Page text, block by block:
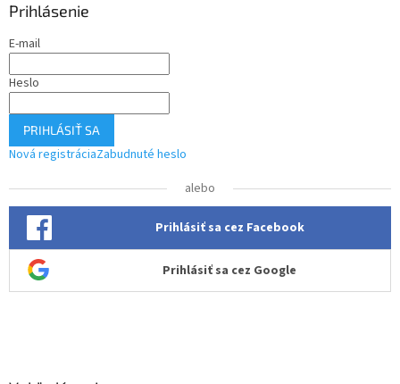
Prihlásenie
E-mail
Heslo
PRIHLÁSIŤ SA
Nová registráciaZabudnuté heslo
alebo
Prihlásiť sa cez Facebook
Prihlásiť sa cez Google